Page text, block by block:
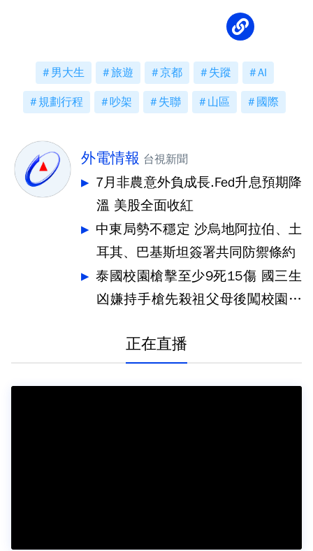
男大生 旅遊 京都 失蹤 AI
規劃行程 吵架 失聯 山區 國際
外電情報 台視新聞
7月非農意外負成長.Fed升息預期降
溫 美股全面收紅
中東局勢不穩定 沙烏地阿拉伯、土
耳其、巴基斯坦簽署共同防禦條約
泰國校園槍擊至少9死15傷 國三生
凶嫌持手槍先殺祖父母後闖校園犯
正在直播